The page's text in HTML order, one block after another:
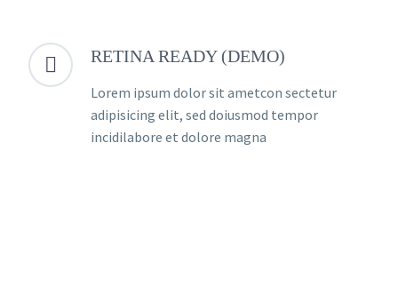

 RETINA READY (DEMO)
Lorem ipsum dolor sit ametcon sectetur
adipisicing elit, sed doiusmod tempor
incidilabore et dolore magna